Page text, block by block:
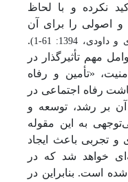
نکرده و با لحاظ
اصولی را برای آن
1394: 61-1)
.
مهم تأثیرگذار در
«تأمین و رفاه
رفاه اجتماعی در
بر رشد، توسعه و
به این مقوله
تجربی باعث ایجاد
خواهد شد که در
است. بنابراین در